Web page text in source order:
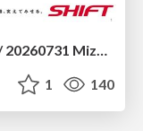
Issue設計から始める仕様駆動開発 / 20260731 Mizuki Hirata
1 140